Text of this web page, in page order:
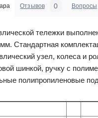
Отзывов 0 Вопросы
тележки
Стандартная
узел, колеса и
шинкой, ручку с
полипропиленовые